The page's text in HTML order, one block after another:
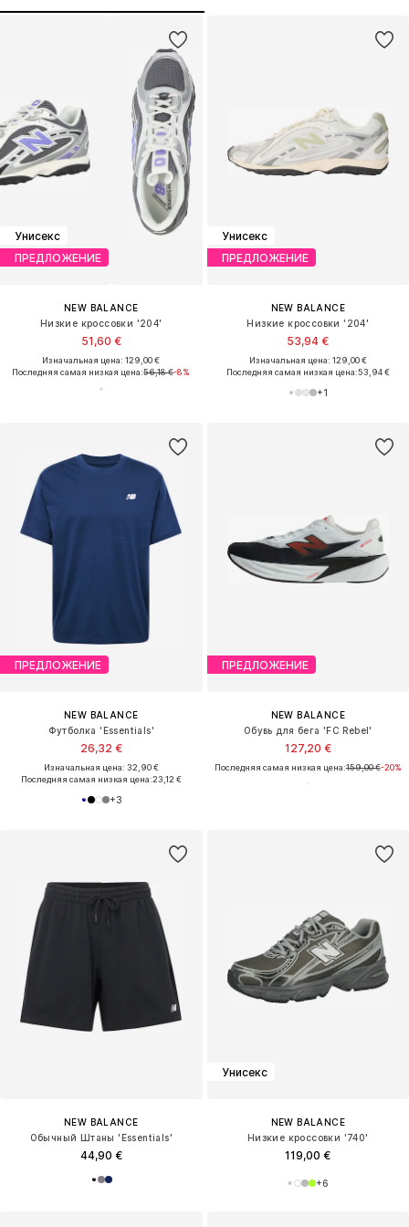
Унисекс
ПРЕДЛОЖЕНИЕ
NEW BALANCE
Низкие кроссовки '204'
51,60 €
Изначальная цена: 129,00 €
Последняя самая низкая цена:56,18 €-8%
Унисекс
ПРЕДЛОЖЕНИЕ
NEW BALANCE
Низкие кроссовки '204'
53,94 €
Изначальная цена: 129,00 €
Последняя самая низкая цена:53,94 €
+1
ПРЕДЛОЖЕНИЕ
NEW BALANCE
Футболка 'Essentials'
26,32 €
Изначальная цена: 32,90 €
Последняя самая низкая цена:23,12 €
+3
ПРЕДЛОЖЕНИЕ
NEW BALANCE
Обувь для бега 'FC Rebel'
127,20 €
Последняя самая низкая цена:159,00 €-20%
NEW BALANCE
Обычный Штаны 'Essentials'
44,90 €
Унисекс
NEW BALANCE
Низкие кроссовки '740'
119,00 €
+6